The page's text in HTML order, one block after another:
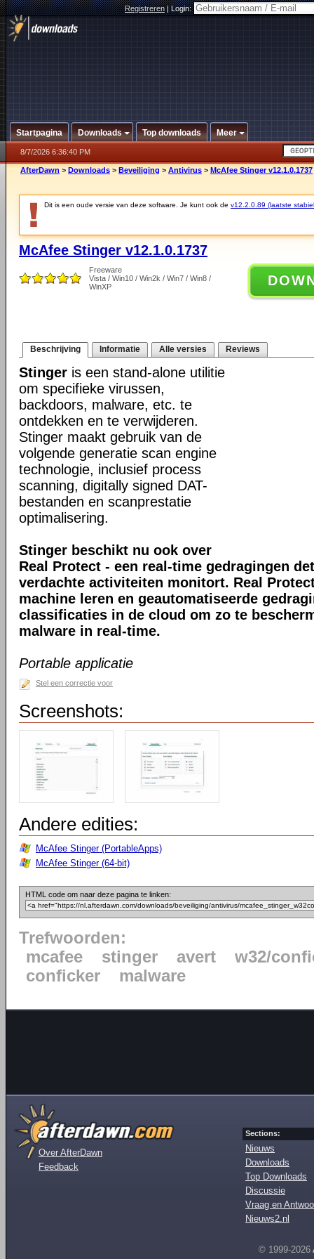
Registreren|Login:
Startpagina Downloads Top downloads Meer
8/7/2026 6:36:40 PM
AfterDawn > Downloads > Beveiliging > Antivirus > McAfee Stinger v12.1.0.1737
Dit is een oude versie van deze software. Je kunt ook de v12.2.0.89 (laatste
McAfee Stinger v12.1.0.1737
Freeware
Vista / Win10 / Win2k / Win7 / Win8 /
WinXP
Beschrijving Informatie Alle versies Reviews
Stinger is een stand-alone utilitie
om specifieke virussen,
backdoors, malware, etc. te
ontdekken en te verwijderen.
Stinger maakt gebruik van de
volgende generatie scan engine
technologie, inclusief process
scanning, digitally signed DAT-
bestanden en scanprestatie
optimalisering.
Stinger beschikt nu ook over
Real Protect - een real-time gedragingen
verdachte activiteiten monitort. Real
machine leren en geautomatiseerde
classificaties in de cloud om zo te
malware in real-time.
Portable applicatie
Stel een correctie voor
Screenshots:
Andere edities:
McAfee Stinger (PortableApps)
McAfee Stinger (64-bit)
HTML code om naar deze pagina te linken:
Trefwoorden:
mcafee
stinger avert
w32/
conficker
malware
Over AfterDawn
Feedback
Sections:
Nieuws
Downloads
Top Downloads
Discussie
Vraag en
Nieuws2.nl
© 1999-2026